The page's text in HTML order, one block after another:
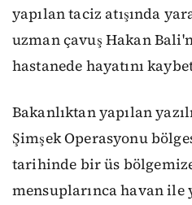
yapılan taciz atışında
uzman çavuş Hakan
hastanede hayatını
Bakanlıktan yapılan
Şimşek Operasyonu
tarihinde bir üs
mensuplarınca havan ile